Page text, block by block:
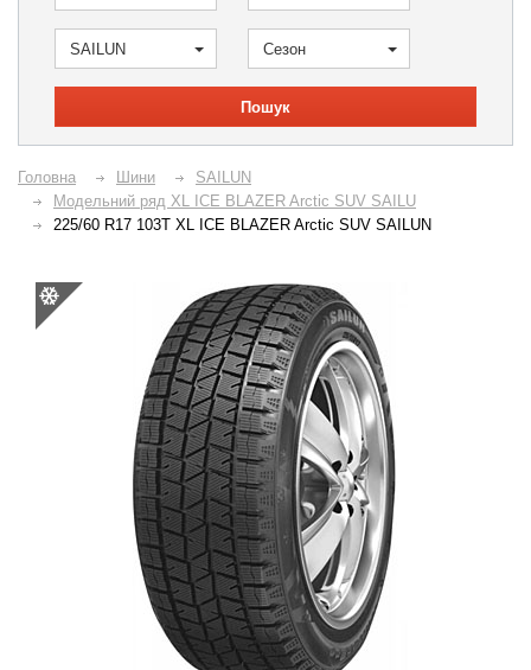
SAILUN Сезон
Пошук
Головна Шини
SAILUN
Модельний ряд XL ICE BLAZER Arctic SUV SAILU
225/60 R17 103T XL ICE BLAZER Arctic SUV SAILUN